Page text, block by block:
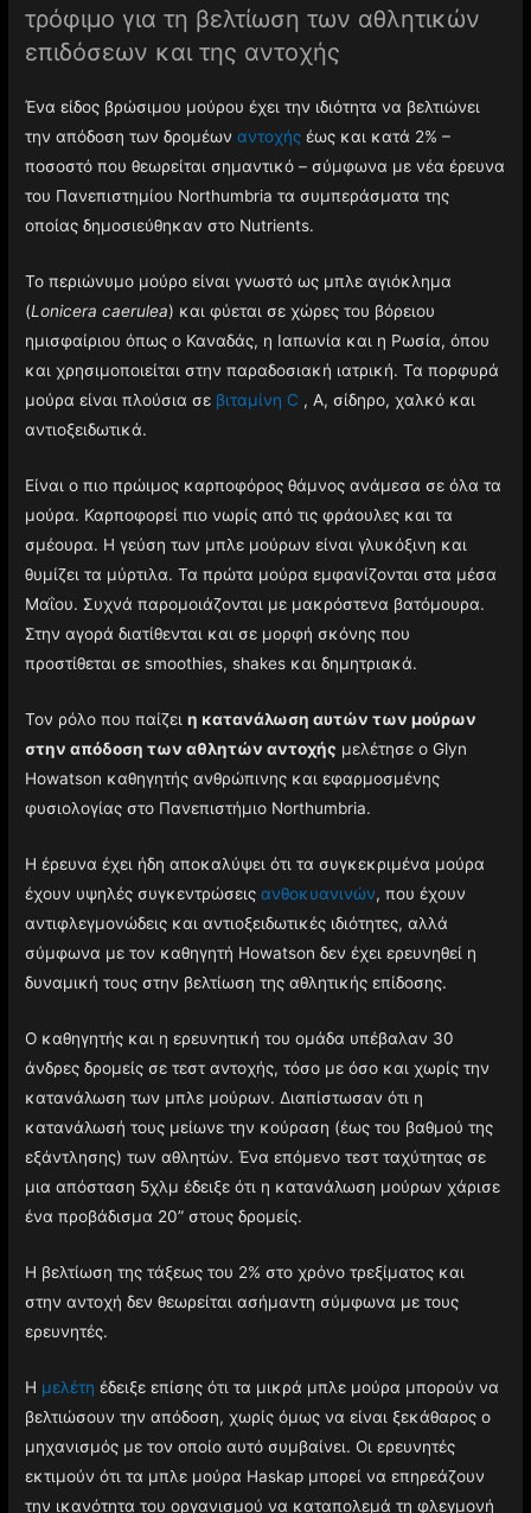
τρόφιμο για τη βελτίωση των αθλητικών
επιδόσεων και της αντοχής
Ένα είδος βρώσιμου μούρου έχει την ιδιότητα να βελτιώνει
την απόδοση των δρομέων αντοχής έως και κατά 2% –
ποσοστό που θεωρείται σημαντικό – σύμφωνα με νέα έρευνα
του Πανεπιστημίου Northumbria τα συμπεράσματα της
οποίας δημοσιεύθηκαν στο Nutrients.
Το περιώνυμο μούρο είναι γνωστό ως μπλε αγιόκλημα
(Lonicera caerulea) και φύεται σε χώρες του βόρειου
ημισφαίριου όπως ο Καναδάς, η Ιαπωνία και η Ρωσία, όπου
και χρησιμοποιείται στην παραδοσιακή ιατρική. Τα πορφυρά
μούρα είναι πλούσια σε βιταμίνη C , Α, σίδηρο, χαλκό και
αντιοξειδωτικά.
Είναι ο πιο πρώιμος καρποφόρος θάμνος ανάμεσα σε όλα τα
μούρα. Καρποφορεί πιο νωρίς από τις φράουλες και τα
σμέουρα. Η γεύση των μπλε μούρων είναι γλυκόξινη και
θυμίζει τα μύρτιλα. Τα πρώτα μούρα εμφανίζονται στα μέσα
Μαΐου. Συχνά παρομοιάζονται με μακρόστενα βατόμουρα.
Στην αγορά διατίθενται και σε μορφή σκόνης που
προστίθεται σε smoothies, shakes και δημητριακά.
Τον ρόλο που παίζειη κατανάλωση αυτών των μούρων
στην απόδοση των αθλητών αντοχής μελέτησε ο Glyn
Howatson καθηγητής ανθρώπινης και εφαρμοσμένης
φυσιολογίας στο Πανεπιστήμιο Northumbria.
Η έρευνα έχει ήδη αποκαλύψει ότι τα συγκεκριμένα μούρα
έχουν υψηλές συγκεντρώσειςανθοκυανινών, που έχουν
αντιφλεγμονώδεις και αντιοξειδωτικές ιδιότητες, αλλά
σύμφωνα με τον καθηγητή Howatson δεν έχει ερευνηθεί η
δυναμική τους στην βελτίωση της αθλητικής επίδοσης.
Ο καθηγητής και η ερευνητική του ομάδα υπέβαλαν 30
άνδρες δρομείς σε τεστ αντοχής, τόσο με όσο και χωρίς την
κατανάλωση των μπλε μούρων. Διαπίστωσαν ότι η
κατανάλωσή τους μείωνε την κούραση (έως του βαθμού της
εξάντλησης) των αθλητών. Ένα επόμενο τεστ ταχύτητας σε
μια απόσταση 5χλμ έδειξε ότι η κατανάλωση μούρων χάρισε
ένα προβάδισμα 20” στους δρομείς.
Η βελτίωση της τάξεως του 2% στο χρόνο τρεξίματος και
στην αντοχή δεν θεωρείται ασήμαντη σύμφωνα με τους
ερευνητές.
Η μελέτη έδειξε επίσης ότι τα μικρά μπλε μούρα μπορούν να
βελτιώσουν την απόδοση, χωρίς όμως να είναι ξεκάθαρος ο
μηχανισμός με τον οποίο αυτό συμβαίνει. Οι ερευνητές
εκτιμούν ότι τα μπλε μούρα Haskap μπορεί να επηρεάζουν
την ικανότητα του οργανισμού να καταπολεμά τη φλεγμονή